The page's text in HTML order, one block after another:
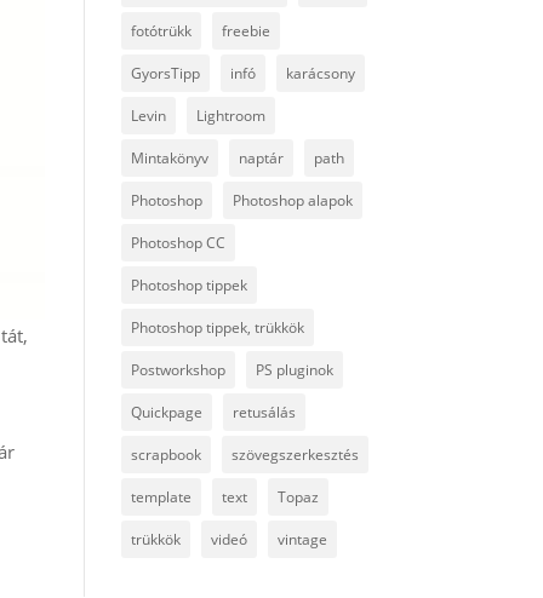
fotótrükk freebie
GyorsTipp infó karácsony
Levin Lightroom
Mintakönyv naptár path
Photoshop Photoshop alapok
Photoshop CC
Photoshop tippek
Photoshop tippek, trükkök
Postworkshop PS pluginok
Quickpage retusálás
scrapbook szövegszerkesztés
template text Topaz
trükkök videó vintage